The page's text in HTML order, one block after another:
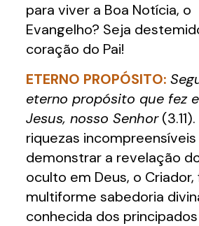
para viver a Boa Notícia, o
Evangelho? Seja
coração do Pai!
ETERNO PROPÓSITO:
eterno propósito que fez
Jesus, nosso Senhor
riquezas
demonstrar a revelação
oculto em Deus, o Criador,
multiforme sabedoria
conhecida dos